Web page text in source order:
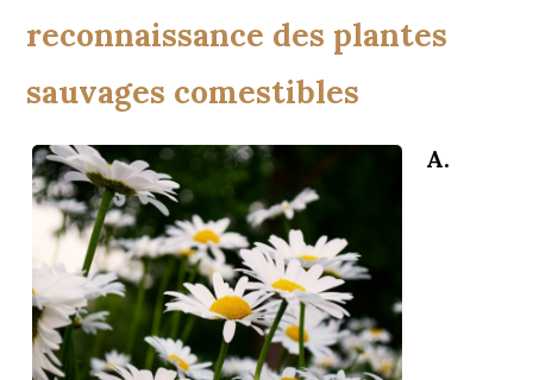
reconnaissance des plantes
sauvages comestibles
A.